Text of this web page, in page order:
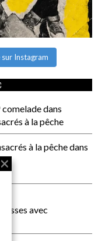
sur Instagram
comeladedans
à la pêche
à la pêchedans
avec